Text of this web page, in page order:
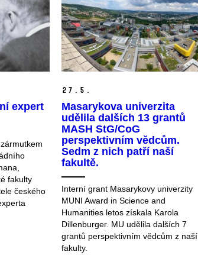
expert
fakulty
českého
27. 5.
Masarykova univerzita
udělila dalších 13 grantů
MASH StG/CoG
perspektivním vědcům.
Sedm z nich patří naší
fakultě.
Interní grant Masarykovy univerzity
MUNI Award in Science and
Humanities letos získala Karola
Dillenburger. MU udělila dalších 7
grantů perspektivním vědcům z naší
fakulty.